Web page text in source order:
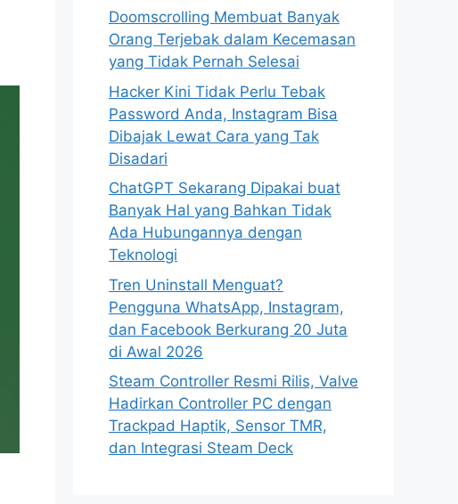
r
:
Doomscrolling Membuat Banyak
Orang Terjebak dalam Kecemasan
yang Tidak Pernah Selesai
Hacker Kini Tidak Perlu Tebak
Password Anda, Instagram Bisa
Dibajak Lewat Cara yang Tak
Disadari
ChatGPT Sekarang Dipakai buat
Banyak Hal yang Bahkan Tidak
Ada Hubungannya dengan
Teknologi
Tren Uninstall Menguat?
Pengguna WhatsApp, Instagram,
dan Facebook Berkurang 20 Juta
di Awal 2026
Steam Controller Resmi Rilis, Valve
Hadirkan Controller PC dengan
Trackpad Haptik, Sensor TMR,
dan Integrasi Steam Deck